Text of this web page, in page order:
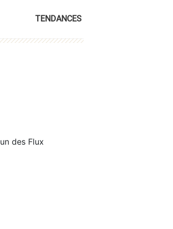
TENDANCES
des Flux